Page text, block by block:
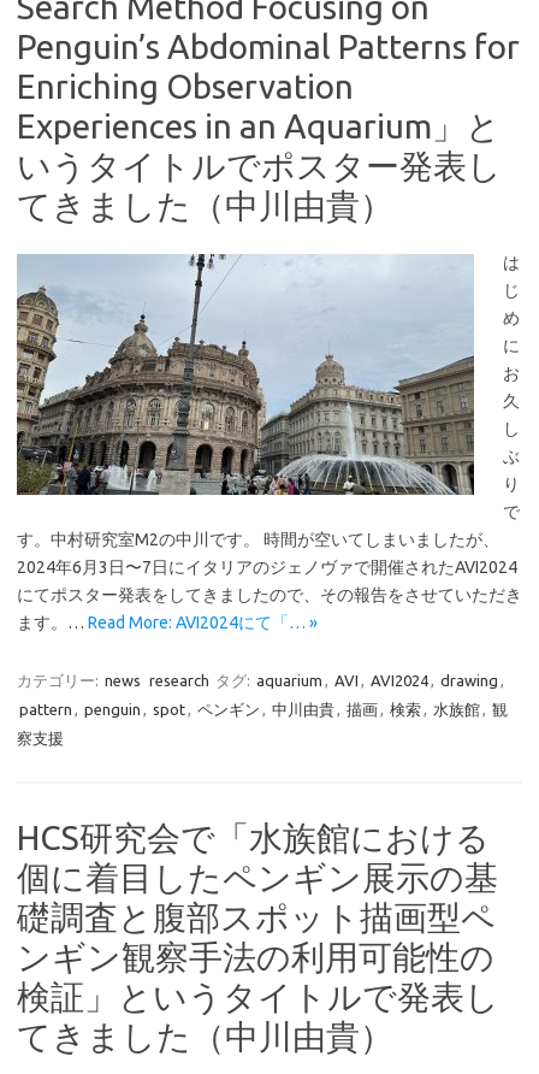
Penguin’s Abdominal Patterns for
Enriching Observation
Experiences in an Aquarium」と
いうタイトルでポスター発表し
てきました（中川由貴）
は
じ
め
に
お
久
し
ぶ
り
で
す。中村研究室M2の中川です。 時間が空いてしまいましたが、
2024年6月3日〜7日にイタリアのジェノヴァで開催されたAVI2024
にてポスター発表をしてきましたので、その報告をさせていただき
ます。… Read More: AVI2024にて「… »
カテゴリー: news research タグ: aquarium , AVI , AVI2024, drawing ,
pattern , penguin , spot, ペンギン , 中川由貴, 描画, 検索, 水族館, 観
察支援
HCS研究会で「水族館における
個に着目したペンギン展示の基
礎調査と腹部スポット描画型ペ
ンギン観察手法の利用可能性の
検証」というタイトルで発表し
てきました（中川由貴）